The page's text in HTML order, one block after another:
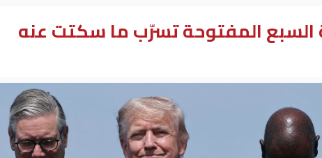
المفتوحة تسرّب ما سكتت عنه